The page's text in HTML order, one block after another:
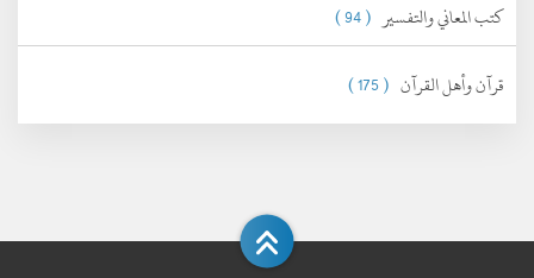
كتب المعاني والتفسير ( 94 )
قرآن وأهل القرآن ( 175 )